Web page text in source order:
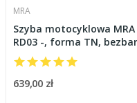
MRA
Szyba motocyklowa MRA
RD03 -, forma TN,
639,00 zł